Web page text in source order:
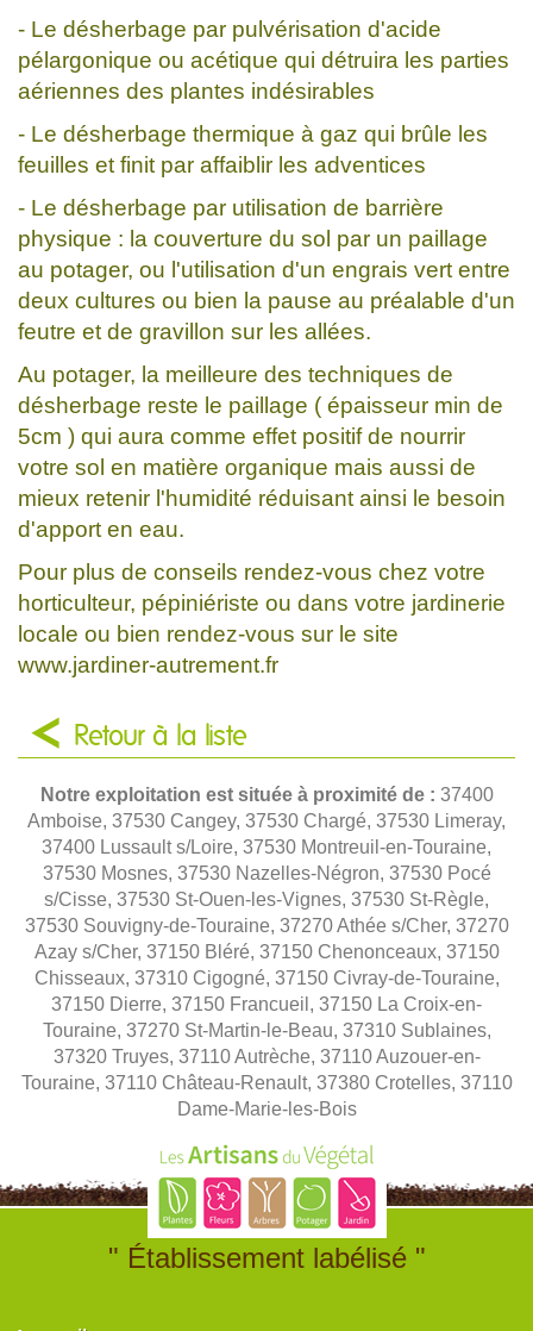
- Le désherbage par pulvérisation d'acide
pélargonique ou acétique qui détruira les parties
aériennes des plantes indésirables
- Le désherbage thermique à gaz qui brûle les
feuilles et finit par affaiblir les adventices
- Le désherbage par utilisation de barrière
physique : la couverture du sol par un paillage
au potager, ou l'utilisation d'un engrais vert entre
deux cultures ou bien la pause au préalable d'un
feutre et de gravillon sur les allées.
Au potager, la meilleure des techniques de
désherbage reste le paillage ( épaisseur min de
5cm ) qui aura comme effet positif de nourrir
votre sol en matière organique mais aussi de
mieux retenir l'humidité réduisant ainsi le besoin
d'apport en eau.
Pour plus de conseils rendez-vous chez votre
horticulteur, pépiniériste ou dans votre jardinerie
locale ou bien rendez-vous sur le site
www.jardiner-autrement.fr
Retour à la liste
Notre exploitation est située à proximité de : 37400
Amboise, 37530 Cangey, 37530 Chargé, 37530 Limeray,
37400 Lussault s/Loire, 37530 Montreuil-en-Touraine,
37530 Mosnes, 37530 Nazelles-Négron, 37530 Pocé
s/Cisse, 37530 St-Ouen-les-Vignes, 37530 St-Règle,
37530 Souvigny-de-Touraine, 37270 Athée s/Cher, 37270
Azay s/Cher, 37150 Bléré, 37150 Chenonceaux, 37150
Chisseaux, 37310 Cigogné, 37150 Civray-de-Touraine,
37150 Dierre, 37150 Francueil, 37150 La Croix-en-
Touraine, 37270 St-Martin-le-Beau, 37310 Sublaines,
37320 Truyes, 37110 Autrèche, 37110 Auzouer-en-
Touraine, 37110 Château-Renault, 37380 Crotelles, 37110
Dame-Marie-les-Bois
" Établissement labélisé "